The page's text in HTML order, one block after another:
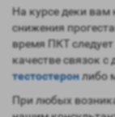
На курсе деки
снижения
время ПКТ
качестве связок
тестостеронлибо
При любых